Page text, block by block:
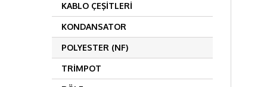
KABLO ÇEŞİTLERİ
KONDANSATOR
POLYESTER (NF)
TRİMPOT